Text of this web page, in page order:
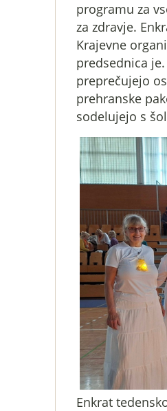
programu za
za zdravje.
Krajevne
predsednica
preprečujejo
prehranske
sodelujejo s
Enkrat